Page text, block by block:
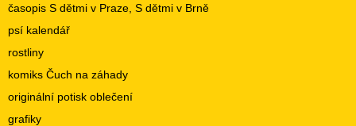
časopis S dětmi v Praze, S dětmi v Brně
psí kalendář
rostliny
komiks Čuch na záhady
originální potisk oblečení
grafiky